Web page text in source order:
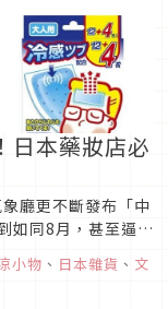
日本藥妝店必
廳更不斷發布「中
如同8月，甚至逼近
多去日本旅遊的台
得去日本玩，總有
別為大家整理了幾
小物 、 日本雜貨 、 文